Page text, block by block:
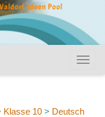
Klasse 10 > Deutsch